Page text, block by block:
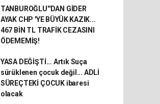
TANBUROĞLU''DAN GİDER
AYAK CHP 'YE BÜYÜK KAZIK...
467 BİN TL TRAFİK CEZASINI
ÖDEMEMİŞ!
YASA DEĞİŞTİ... Artık Suça
sürüklenen çocuk değil... ADLİ
SÜREÇTEKİ ÇOCUK ibaresi
olacak